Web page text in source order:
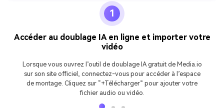
1
Accéder au doublage IA en ligne et importer votre
vidéo
Lorsque vous ouvrez l’outil de doublage IA gratuit de Media.io
sur son site officiel, connectez-vous pour accéder à l’espace
de montage. Cliquez sur “+Télécharger” pour ajouter votre
fichier audio ou vidéo.